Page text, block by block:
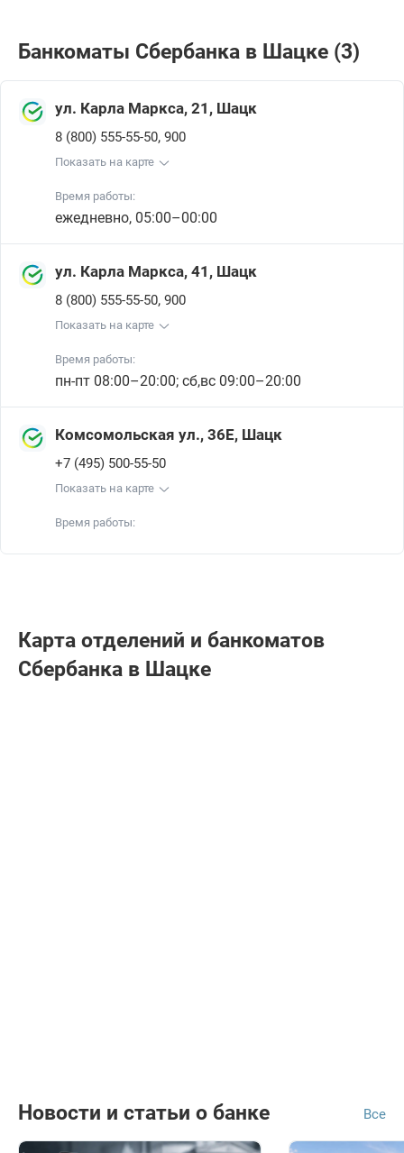
Банкоматы Сбербанкa в Шацке (3)
ул. Карла Маркса, 21, Шацк
8 (800) 555-55-50, 900
Показать на карте
Время работы:
ежедневно, 05:00–00:00
ул. Карла Маркса, 41, Шацк
8 (800) 555-55-50, 900
Показать на карте
Время работы:
пн-пт 08:00–20:00; сб,вс 09:00–20:00
Комсомольская ул., 36Е, Шацк
+7 (495) 500-55-50
Показать на карте
Время работы:
Карта отделений и банкоматов
Сбербанкa в Шацке
Новости и статьи о банке Все